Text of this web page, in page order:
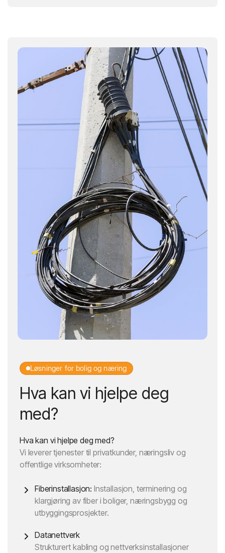
Løsninger for bolig og næring
Hva kan vi hjelpe deg
med?
Hva kan vi hjelpe deg med?
Vi leverer tjenester til privatkunder, næringsliv og
offentlige virksomheter:
Fiberinstallasjon: Installasjon, terminering og
klargjøring av fiber i boliger, næringsbygg og
utbyggingsprosjekter.
Datanettverk
Strukturert kabling og nettverksinstallasjoner